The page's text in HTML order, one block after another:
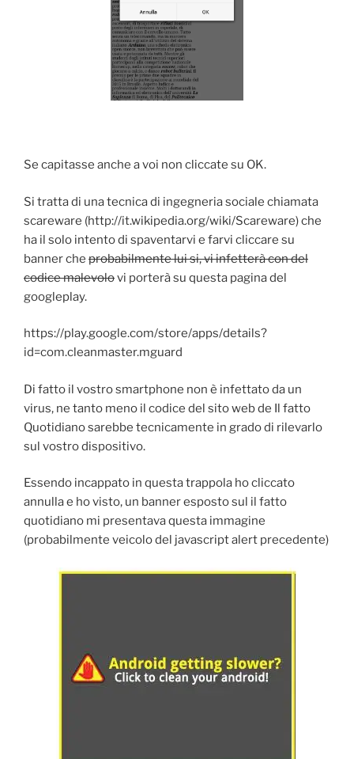
Se capitasse anche a voi non cliccate su OK.
Si tratta di una tecnica di ingegneria sociale chiamata
scareware (http://it.wikipedia.org/wiki/Scareware) che
ha il solo intento di spaventarvi e farvi cliccare su
banner che probabilmente lui si, vi infetterà con del
codice malevolovi porterà su questa pagina del
googleplay.
https://play.google.com/store/apps/details?
id=com.cleanmaster.mguard
Di fatto il vostro smartphone non è infettato da un
virus, ne tanto meno il codice del sito web de Il fatto
Quotidiano sarebbe tecnicamente in grado di rilevarlo
sul vostro dispositivo.
Essendo incappato in questa trappola ho cliccato
annulla e ho visto, un banner esposto sul il fatto
quotidiano mi presentava questa immagine
(probabilmente veicolo del javascript alert precedente)